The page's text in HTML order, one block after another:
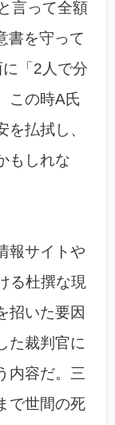
言って全額
書を守って
「2人で分
この時A氏
払拭し、
もしれな
報サイトや
る杜撰な現
招いた要因
た裁判官に
内容だ。三
で世間の死